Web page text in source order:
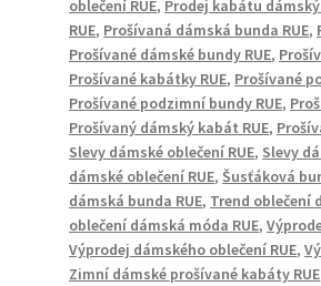
oblečení RUE, Prodej kabátu
RUE, Prošívaná dámská bunda RUE,
Prošívané dámské bundy RUE,
Prošívané kabátky RUE, Prošívané
Prošívané podzimní bundy RUE,
Prošívaný dámský kabát RUE,
Slevy dámské oblečení RUE, Slevy
dámské oblečení RUE,Šusťáková
dámská bunda RUE, Trend oblečení
oblečení dámská móda RUE,
Výprodej dámského oblečení RUE,
Zimní dámské prošívané kabáty RUE